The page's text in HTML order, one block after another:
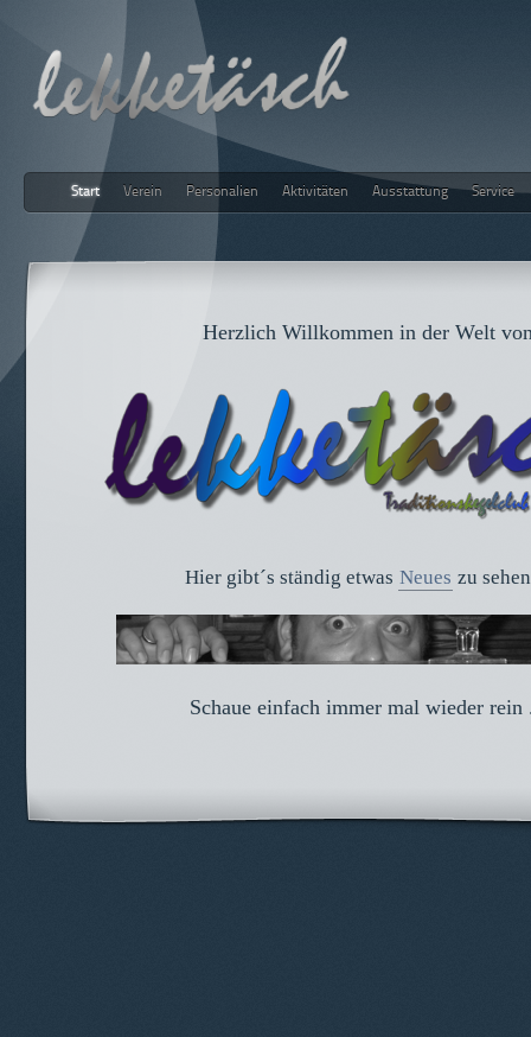
lekketäsch
Start Verein Personalien Aktivitäten Ausstattung Service
Herzlich Willkommen in der Welt
Hier gibt´s ständig etwas Neues zu
Schaue einfach immer mal wieder rein